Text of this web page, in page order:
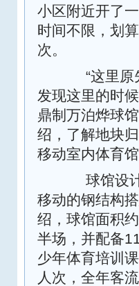
小区附近开了
时间不限，划
次。
“这里原先
发现这里的时
鼎制万泊烨球
绍，了解地块
移动室内体育馆
球馆设计
移动的钢结构
绍，球馆面积
半场，并配备
少年体育培训
人次，全年客